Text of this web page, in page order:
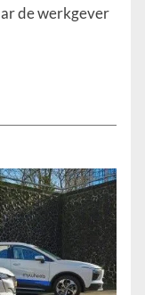
de werkgever